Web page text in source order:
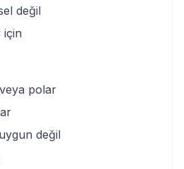
değil
için
polar
değil